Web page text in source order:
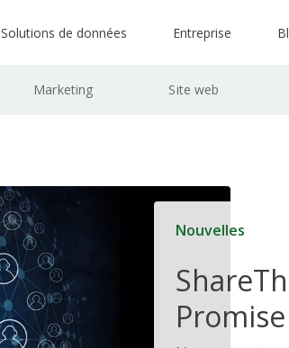
Solutions de données Entreprise
Marketing Site web
Nouvelles